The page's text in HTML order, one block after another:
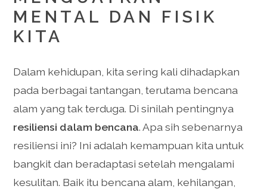
MENTAL DAN FISIK
KITA
Dalam kehidupan, kita sering kali dihadapkan
pada berbagai tantangan, terutama bencana
alam yang tak terduga. Di sinilah pentingnya
resiliensi dalam bencana. Apa sih sebenarnya
resiliensi ini? Ini adalah kemampuan kita untuk
bangkit dan beradaptasi setelah mengalami
kesulitan. Baik itu bencana alam, kehilangan,